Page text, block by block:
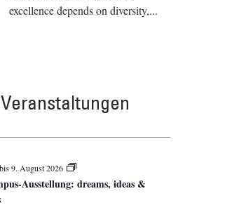
excellence depends on diversity,
bis9. August 2026
Ausstellung: dreams, ideas &